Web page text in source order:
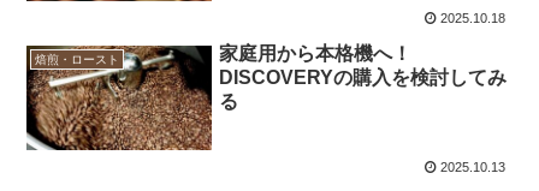
2025.10.18
焙煎・ロースト
家庭用から本格機へ！
DISCOVERYの購入を検討してみ
る
2025.10.13